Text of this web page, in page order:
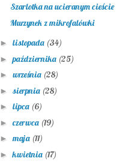
Szarlotka na ucieranym cieście
Murzynek z mikrofalówki
► listopada (34)
►października (25)
► września (28)
► sierpnia (28)
► lipca (6)
►czerwca (19)
►maja (11)
►kwietnia (17)